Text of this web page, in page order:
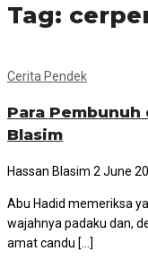
Tag:
Cerita Pendek
Para Pembunuh
Blasim
Hassan Blasim 2 June
Abu Hadid memeriksa
wajahnya padaku dan,
amat candu […]